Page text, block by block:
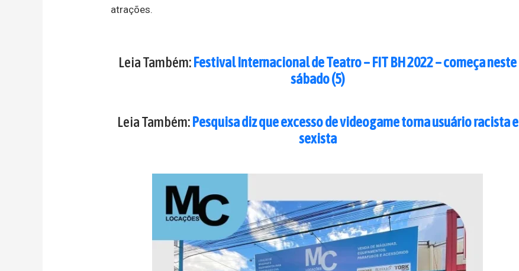
atrações.
Leia Também:Festival Internacional de Teatro – FIT BH 2022 – começa neste
sábado (5)
Leia Também:Pesquisa diz que excesso de videogame torna usuário racista e
sexista